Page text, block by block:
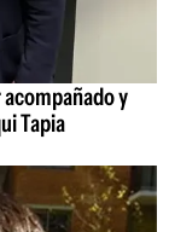
y
Tapia